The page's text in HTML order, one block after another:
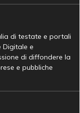
di testate e portali
Digitale e
di diffondere la
e pubbliche